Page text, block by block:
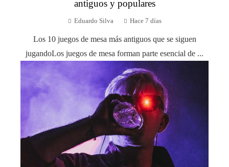
antiguos y populares
Eduardo Silva Hace 7 días
Los 10 juegos de mesa más antiguos que se siguen
jugandoLos juegos de mesa forman parte esencial de ...